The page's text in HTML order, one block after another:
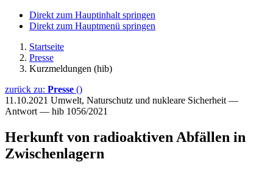
Direkt zum Hauptinhalt springen
Direkt zum Hauptmenü springen
Startseite
Presse
Kurzmeldungen (hib)
zurück zu: Presse ()
11.10.2021 Umwelt, Naturschutz und nukleare Sicherheit —
Antwort — hib 1056/2021
Herkunft von radioaktiven Abfällen in
Zwischenlagern